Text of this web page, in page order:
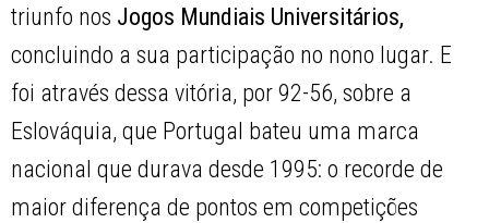
triunfo nos Jogos Mundiais Universitários,
concluindo a sua participação no nono lugar. E
foi através dessa vitória, por 92-56, sobre a
Eslováquia, que Portugal bateu uma marca
nacional que durava desde 1995: o recorde de
maior diferença de pontos em competições